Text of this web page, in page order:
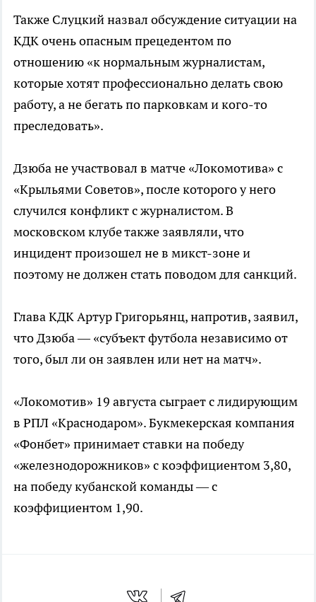
Также Слуцкий назвал обсуждение ситуации на
КДК очень опасным прецедентом по
отношению «к нормальным журналистам,
которые хотят профессионально делать свою
работу, а не бегать по парковкам и кого-то
преследовать».
Дзюба не участвовал в матче «Локомотива» с
«Крыльями Советов», после которого у него
случился конфликт с журналистом. В
московском клубе также заявляли, что
инцидент произошел не в микст-зоне и
поэтому не должен стать поводом для санкций.
Глава КДК Артур Григорьянц, напротив, заявил,
что Дзюба — «субъект футбола независимо от
того, был ли он заявлен или нет на матч».
«Локомотив» 19 августа сыграет с лидирующим
в РПЛ «Краснодаром». Букмекерская компания
«Фонбет» принимает ставки на победу
«железнодорожников» с коэффициентом 3,80,
на победу кубанской команды — с
коэффициентом 1,90.